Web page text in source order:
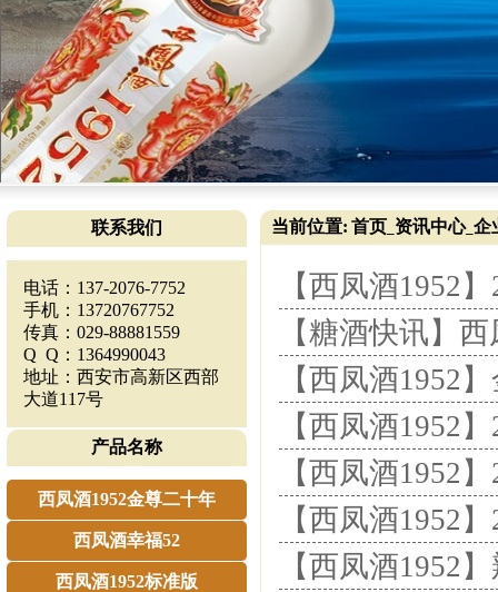
联系我们
电话：137-2076-7752
手机：13720767752
传真：029-88881559
Q Q：1364990043
地址：西安市高新区西部
大道117号
产品名称
西凤酒1952金尊二十年
西凤酒幸福52
西凤酒1952标准版
当前位置: 首页 资讯中心_ 企
【西凤酒1952
【糖酒快讯】
【西凤酒1952
【西凤酒1952
【西凤酒1952
【西凤酒1952
【西凤酒1952